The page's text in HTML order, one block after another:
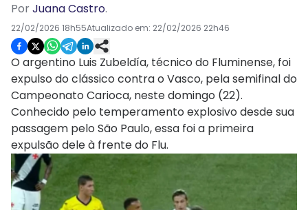
PorJuana Castro.
22/02/2026 18h55Atualizado em: 22/02/2026 22h46
O argentino Luis Zubeldía, técnico do Fluminense, foi
expulso do clássico contra o Vasco, pela semifinal do
Campeonato Carioca, neste domingo (22).
Conhecido pelo temperamento explosivo desde sua
passagem pelo São Paulo, essa foi a primeira
expulsão dele à frente do Flu.